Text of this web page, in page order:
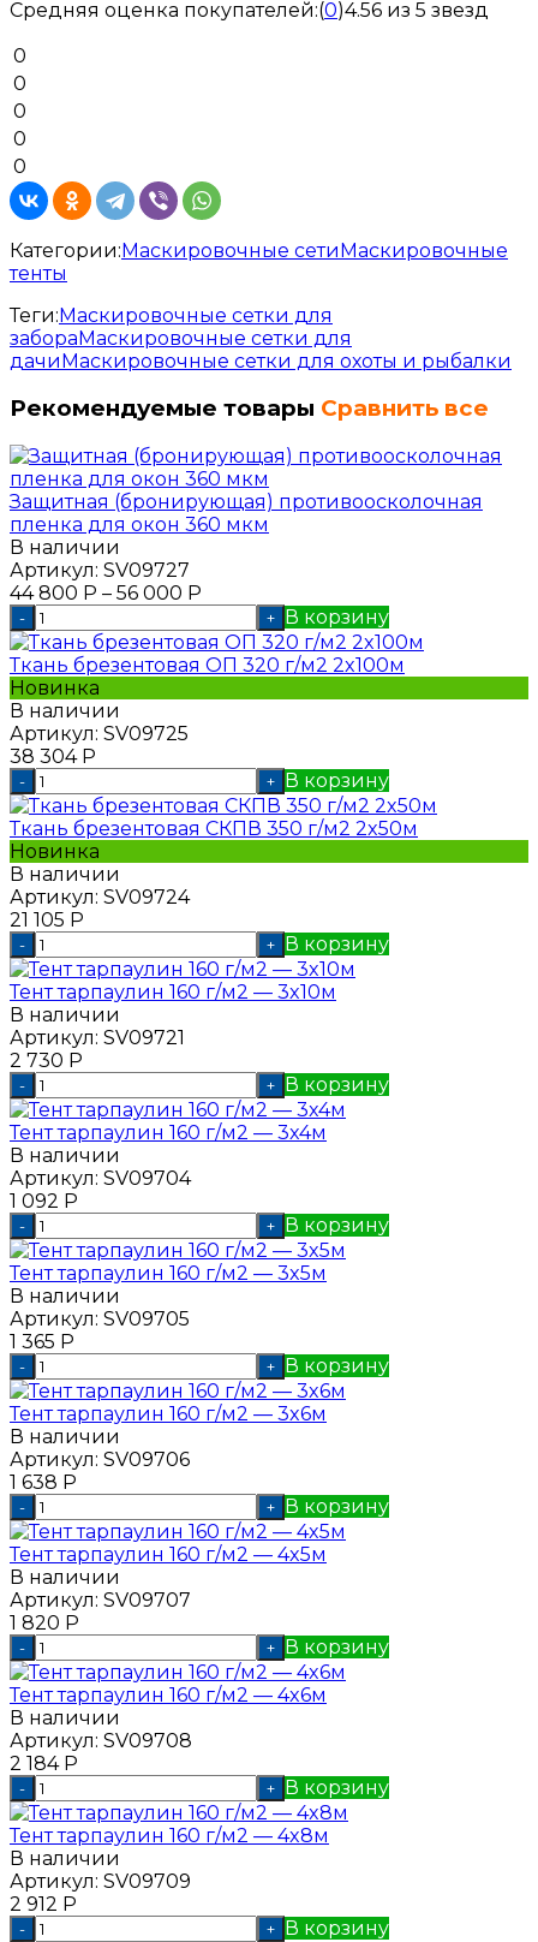
Средняя оценка покупателей:(0)4.56 из 5 звезд
0
0
0
0
0
Категории:Маскировочные сетиМаскировочные
тенты
Теги:Маскировочные сетки для
забораМаскировочные сетки для
дачиМаскировочные сетки для охоты и рыбалки
Рекомендуемые товары Сравнить все
Защитная (бронирующая) противоосколочная
пленка для окон 360 мкм
В наличии
Артикул: SV09727
44 800 Р – 56 000 Р
- + В корзину
Ткань брезентовая ОП 320 г/м2 2x100м
Новинка
В наличии
Артикул: SV09725
38 304 Р
- + В корзину
Ткань брезентовая СКПВ 350 г/м2 2x50м
Новинка
В наличии
Артикул: SV09724
21 105 Р
- + В корзину
Тент тарпаулин 160 г/м2 — 3x10м
В наличии
Артикул: SV09721
2 730 Р
- + В корзину
Тент тарпаулин 160 г/м2 — 3x4м
В наличии
Артикул: SV09704
1 092 Р
- + В корзину
Тент тарпаулин 160 г/м2 — 3x5м
В наличии
Артикул: SV09705
1 365 Р
- + В корзину
Тент тарпаулин 160 г/м2 — 3x6м
В наличии
Артикул: SV09706
1 638 Р
- + В корзину
Тент тарпаулин 160 г/м2 — 4x5м
В наличии
Артикул: SV09707
1 820 Р
- + В корзину
Тент тарпаулин 160 г/м2 — 4x6м
В наличии
Артикул: SV09708
2 184 Р
- + В корзину
Тент тарпаулин 160 г/м2 — 4x8м
В наличии
Артикул: SV09709
2 912 Р
- + В корзину